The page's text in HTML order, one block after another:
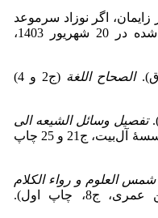
(1399). تأخیر زایمان، اگر نوزاد سرموعد
بازیابی‌شده در 20 شهریور 1403،
الصحاح اللغة
(ج2 و 4)
تفصیل وسائل الشیعه الی
(محقق: مؤسسۀ آل‌بیت، ج21 و 25 چاپ
شمس العلوم و رواء الکلام
(محقق: حسین عمری، ج8، چاپ اول).